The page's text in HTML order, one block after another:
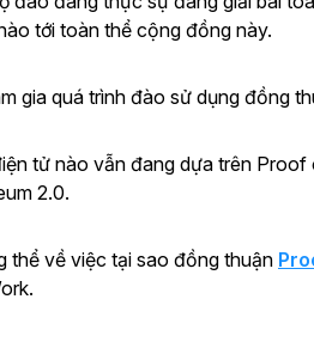
tới toàn thể cộng đồng này.
gia quá trình đào sử dụng đồng
tử nào vẫn đang dựa trên Proof
2.0.
thể về việc tại sao đồng thuận